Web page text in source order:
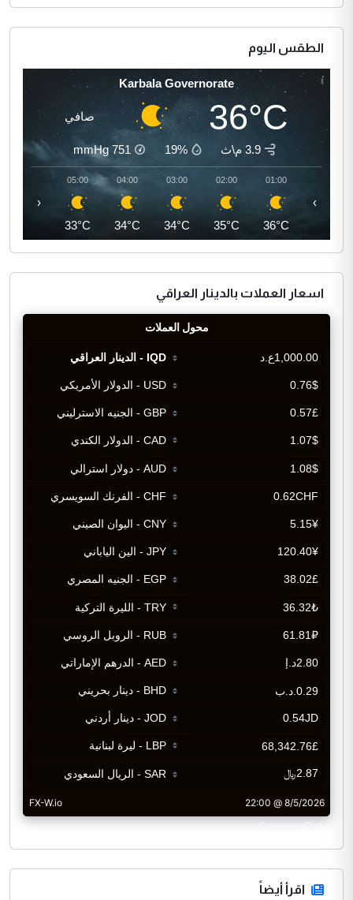
الطقس اليوم
Karbala Governorate
36°C صافي
3.9 م\ث 19%
751
mmHg
01:00
36°C
02:00
35°C
03:00
34°C
04:00
34°C
05:00
33°C
‹ ›
اسعار العملات بالدينار العراقي
CurrencyRate
اقرأ أيضاً